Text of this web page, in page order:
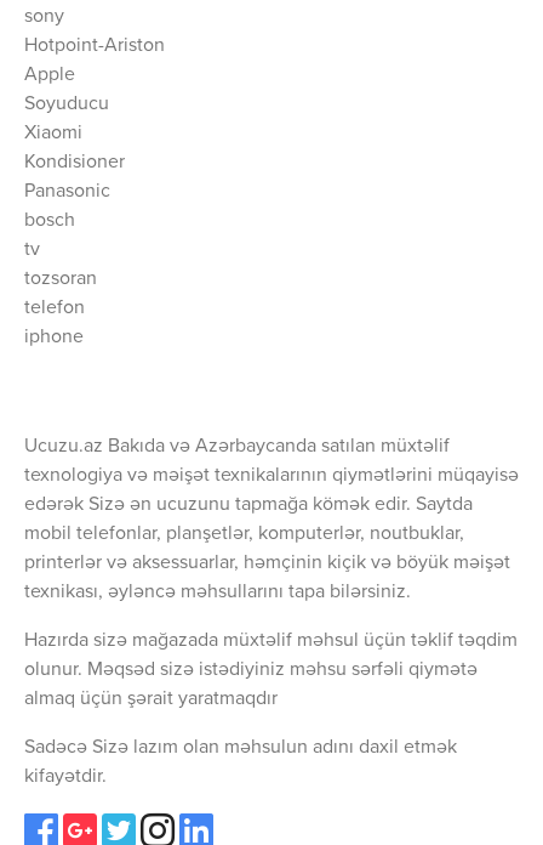
sony
Hotpoint-Ariston
Apple
Soyuducu
Xiaomi
Kondisioner
Panasonic
bosch
tv
tozsoran
telefon
iphone
Ucuzu.az Bakıda və Azərbaycanda satılan müxtəlif
texnologiya və məişət texnikalarının qiymətlərini müqayisə
edərək Sizə ən ucuzunu tapmağa kömək edir. Saytda
mobil telefonlar, planşetlər, komputerlər, noutbuklar,
printerlər və aksessuarlar, həmçinin kiçik və böyük məişət
texnikası, əyləncə məhsullarını tapa bilərsiniz.
Hazırda sizə mağazada müxtəlif məhsul üçün təklif təqdim
olunur. Məqsəd sizə istədiyiniz məhsu sərfəli qiymətə
almaq üçün şərait yaratmaqdır
Sadəcə Sizə lazım olan məhsulun adını daxil etmək
kifayətdir.